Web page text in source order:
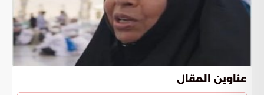
عناوين المقال